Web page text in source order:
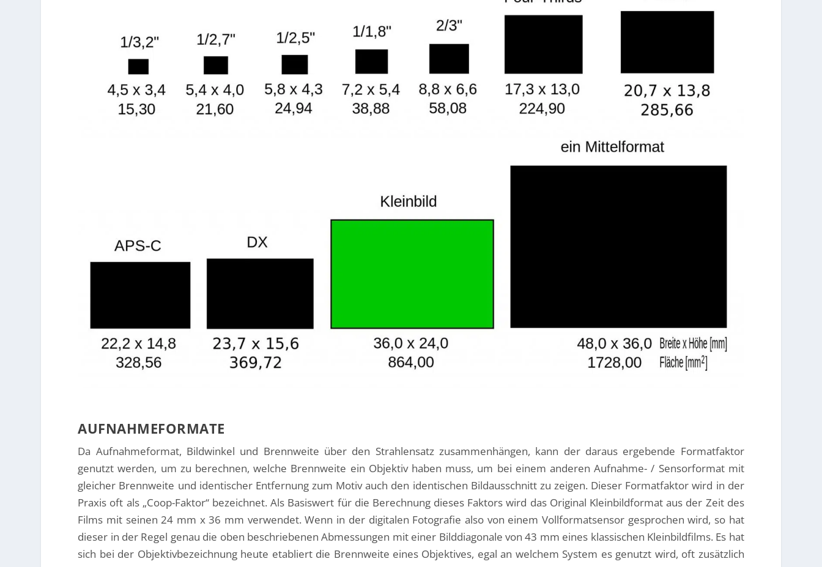
AUFNAHMEFORMATE
Da Aufnahmeformat, Bildwinkel und Brennweite über den Strahlensatz zusammenhängen, kann der daraus ergebende Formatfaktor
genutzt werden, um zu berechnen, welche Brennweite ein Objektiv haben muss, um bei einem anderen Aufnahme- / Sensorformat mit
gleicher Brennweite und identischer Entfernung zum Motiv auch den identischen Bildausschnitt zu zeigen. Dieser Formatfaktor wird in der
Praxis oft als „Coop-Faktor“ bezeichnet. Als Basiswert für die Berechnung dieses Faktors wird das Original Kleinbildformat aus der Zeit des
Films mit seinen 24 mm x 36 mm verwendet. Wenn in der digitalen Fotografie also von einem Vollformatsensor gesprochen wird, so hat
dieser in der Regel genau die oben beschriebenen Abmessungen mit einer Bilddiagonale von 43 mm eines klassischen Kleinbildfilms. Es hat
sich bei der Objektivbezeichnung heute etabliert die Brennweite eines Objektives, egal an welchem System es genutzt wird, oft zusätzlich